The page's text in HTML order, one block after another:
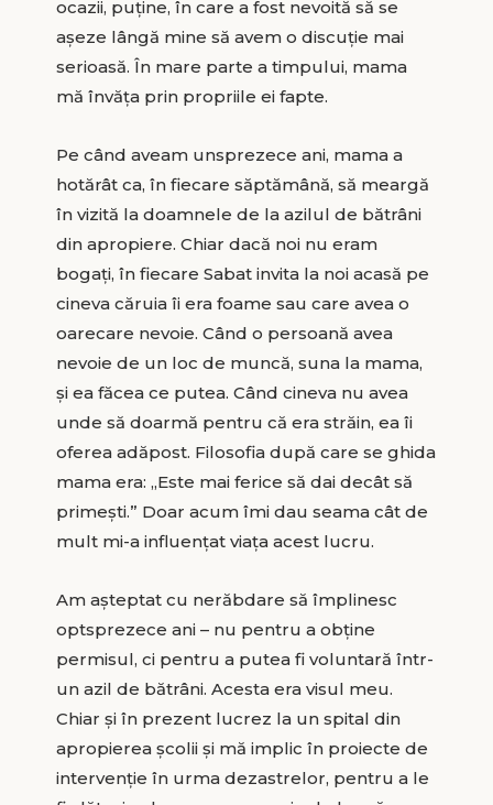
ocazii, puţine, în care a fost nevoită să se
aşeze lângă mine să avem o discuţie mai
serioasă. În mare parte a timpului, mama
mă învăţa prin propriile ei fapte.
Pe când aveam unsprezece ani, mama a
hotărât ca, în fiecare săptămână, să meargă
în vizită la doamnele de la azilul de bătrâni
din apropiere. Chiar dacă noi nu eram
bogaţi, în fiecare Sabat invita la noi acasă pe
cineva căruia îi era foame sau care avea o
oarecare nevoie. Când o persoană avea
nevoie de un loc de muncă, suna la mama,
şi ea făcea ce putea. Când cineva nu avea
unde să doarmă pentru că era străin, ea îi
oferea adăpost. Filosofia după care se ghida
mama era: „Este mai ferice să dai decât să
primeşti.” Doar acum îmi dau seama cât de
mult mi-a influenţat viaţa acest lucru.
Am aşteptat cu nerăbdare să împlinesc
optsprezece ani – nu pentru a obţine
permisul, ci pentru a putea fi voluntară într-
un azil de bătrâni. Acesta era visul meu.
Chiar şi în prezent lucrez la un spital din
apropierea şcolii şi mă implic în proiecte de
intervenţie în urma dezastrelor, pentru a le